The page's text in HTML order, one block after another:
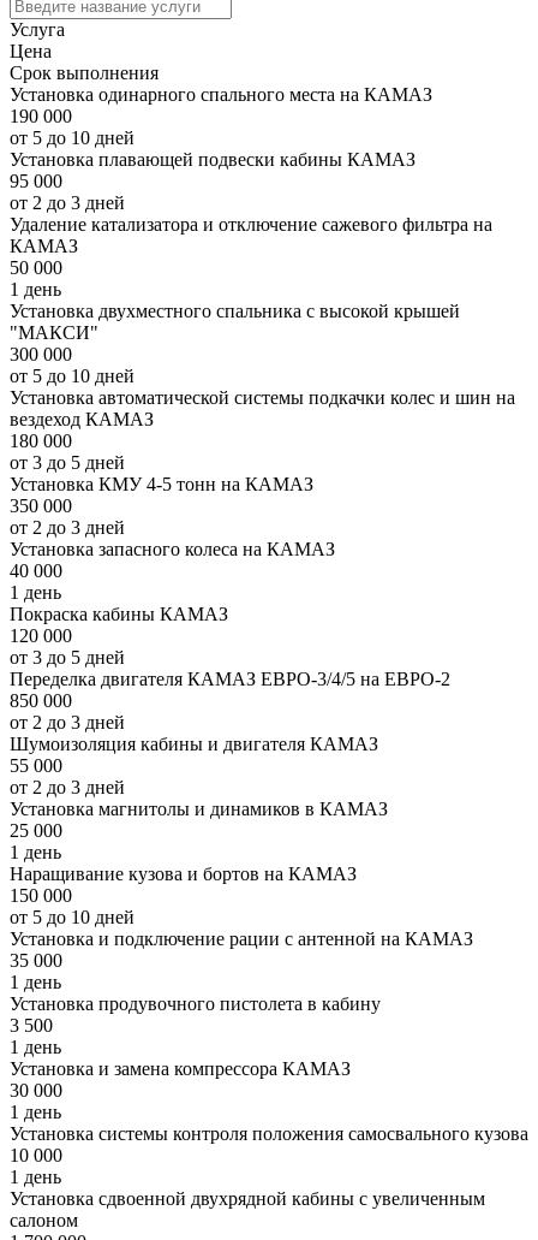
Услуга
Цена
Срок выполнения
Установка одинарного спального места на КАМАЗ
190 000
от 5 до 10 дней
Установка плавающей подвески кабины КАМАЗ
95 000
от 2 до 3 дней
Удаление катализатора и отключение сажевого фильтра на
КАМАЗ
50 000
1 день
Установка двухместного спальника с высокой крышей
"МАКСИ"
300 000
от 5 до 10 дней
Установка автоматической системы подкачки колес и шин на
вездеход КАМАЗ
180 000
от 3 до 5 дней
Установка КМУ 4-5 тонн на КАМАЗ
350 000
от 2 до 3 дней
Установка запасного колеса на КАМАЗ
40 000
1 день
Покраска кабины КАМАЗ
120 000
от 3 до 5 дней
Переделка двигателя КАМАЗ ЕВРО-3/4/5 на ЕВРО-2
850 000
от 2 до 3 дней
Шумоизоляция кабины и двигателя КАМАЗ
55 000
от 2 до 3 дней
Установка магнитолы и динамиков в КАМАЗ
25 000
1 день
Наращивание кузова и бортов на КАМАЗ
150 000
от 5 до 10 дней
Установка и подключение рации с антенной на КАМАЗ
35 000
1 день
Установка продувочного пистолета в кабину
3 500
1 день
Установка и замена компрессора КАМАЗ
30 000
1 день
Установка системы контроля положения самосвального кузова
10 000
1 день
Установка сдвоенной двухрядной кабины с увеличенным
салоном